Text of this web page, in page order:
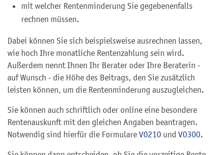
mit welcher Rentenminderung Sie gegebenenfalls
rechnen müssen.
Dabei können Sie sich beispielsweise ausrechnen lassen,
wie hoch Ihre monatliche Rentenzahlung sein wird.
Außerdem nennt Ihnen Ihr Berater oder Ihre Beraterin -
auf Wunsch - die Höhe des Beitrags, den Sie zusätzlich
leisten können, um die Rentenminderung auszugleichen.
Sie können auch schriftlich oder online eine besondere
Rentenauskunft mit den gleichen Angaben beantragen.
Notwendig sind hierfür die Formulare V0210 und V0300.